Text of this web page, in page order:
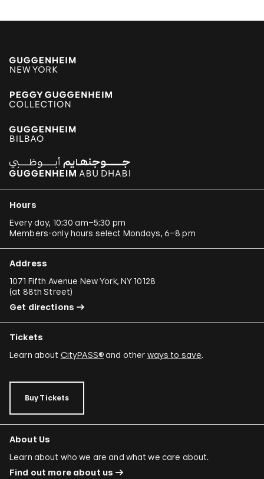
Hours
Every day, 10:30 am–5:30 pm
Members-only hours select Mondays, 6–8 pm
Address
1071 Fifth Avenue New York, NY 10128
(at 88th Street)
Get directions
Tickets
Learn about CityPASS®and other ways to save.
Buy Tickets
About Us
Learn about who we are and what we care about.
Find out more about us